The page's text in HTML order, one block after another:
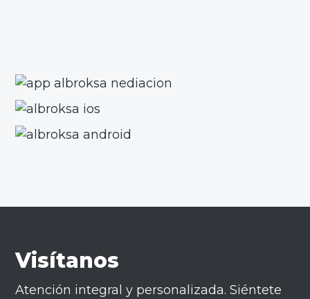
Visítanos
Atención integral y personalizada. Siéntete